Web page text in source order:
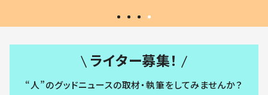
ライター募集！
“人”のグッドニュースの取材・執筆をしてみませんか？